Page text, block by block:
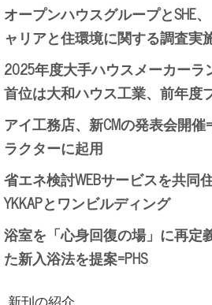
オープンハウスグループとSHE
ャリアと住環境に関する調査実
2025年度大手ハウスメーカー
首位は大和ハウス工業、前年度
アイ工務店、新CMの発表会開
ラクターに起用
省エネ検討WEBサービスを共同
YKKAPとワンビルディング
浴室を「心身回復の場」に再定
た新入浴法を提案=PHS